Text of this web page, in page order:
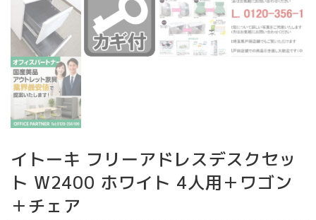
イトーキ フリーアドレスデスクセッ
ト W2400 ホワイト 4人用＋ワゴン
＋チェア